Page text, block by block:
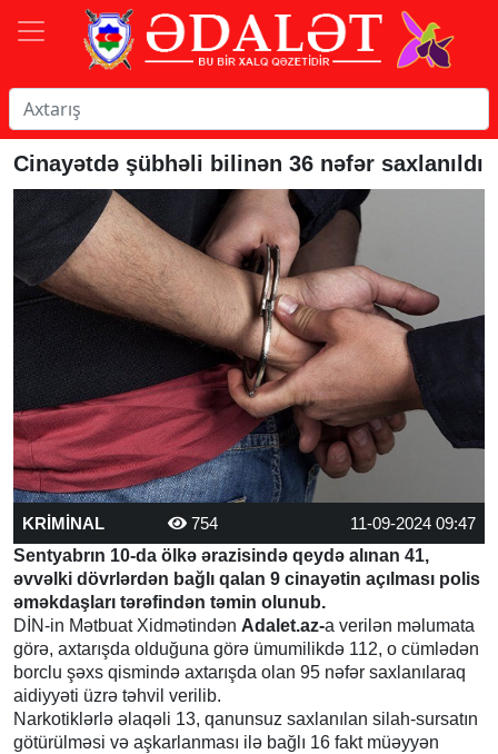
Cinayətdə şübhəli bilinən 36 nəfər saxlanıldı
KRİMİNAL 754
11-09-2024 09:47
Sentyabrın 10-da ölkə ərazisində qeydə alınan 41,
əvvəlki dövrlərdən bağlı qalan 9 cinayətin açılması polis
əməkdaşları tərəfindən təmin olunub.
DİN-in Mətbuat Xidmətindən Adalet.az-a verilən məlumata
görə, axtarışda olduğuna görə ümumilikdə 112, o cümlədən
borclu şəxs qismində axtarışda olan 95 nəfər saxlanılaraq
aidiyyəti üzrə təhvil verilib.
Narkotiklərlə əlaqəli 13, qanunsuz saxlanılan silah-sursatın
götürülməsi və aşkarlanması ilə bağlı 16 fakt müəyyən